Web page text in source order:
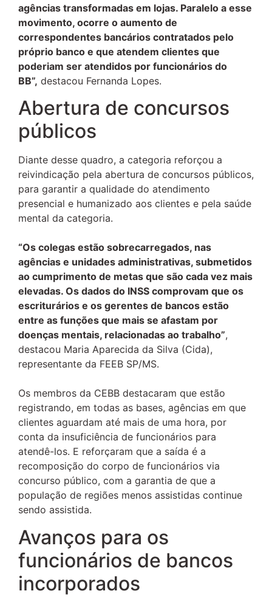
agências transformadas em lojas. Paralelo a esse
movimento, ocorre o aumento de
correspondentes bancários contratados pelo
próprio banco e que atendem clientes que
poderiam ser atendidos por funcionários do
BB”, destacou Fernanda Lopes.
Abertura de concursos
públicos
Diante desse quadro, a categoria reforçou a
reivindicação pela abertura de concursos públicos,
para garantir a qualidade do atendimento
presencial e humanizado aos clientes e pela saúde
mental da categoria.
“Os colegas estão sobrecarregados, nas
agências e unidades administrativas, submetidos
ao cumprimento de metas que são cada vez mais
elevadas. Os dados do INSS comprovam que os
escriturários e os gerentes de bancos estão
entre as funções que mais se afastam por
doenças mentais, relacionadas ao trabalho”,
destacou Maria Aparecida da Silva (Cida),
representante da FEEB SP/MS.
Os membros da CEBB destacaram que estão
registrando, em todas as bases, agências em que
clientes aguardam até mais de uma hora, por
conta da insuficiência de funcionários para
atendê-los. E reforçaram que a saída é a
recomposição do corpo de funcionários via
concurso público, com a garantia de que a
população de regiões menos assistidas continue
sendo assistida.
Avanços para os
funcionários de bancos
incorporados